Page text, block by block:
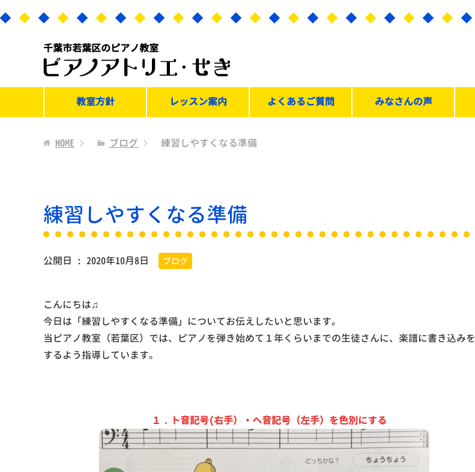
千葉市若葉区のピアノ教室
教室方針 レッスン案内 よくあるご質問 みなさんの声
HOME ブログ 練習しやすくなる準備
練習しやすくなる準備
公開日 : 2020年10月8日 ブログ
こんにちは♫
今日は「練習しやすくなる準備」についてお伝えしたいと思います。
当ピアノ教室（若葉区）では、ピアノを弾き始めて１年くらいまでの生徒さんに、楽譜に書き込みを
するよう指導しています。
１．ト音記号(右手）・ヘ音記号（左手）を色別にする